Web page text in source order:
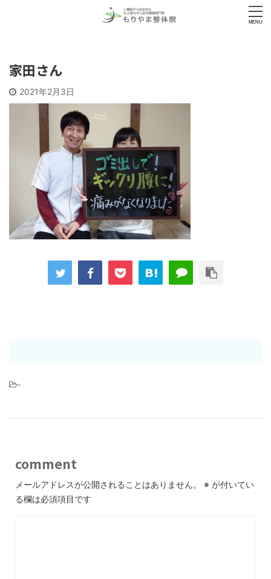
家田さん
2021年2月3日
-
comment
メールアドレスが公開されることはありません。 ※ が付いてい
る欄は必須項目です